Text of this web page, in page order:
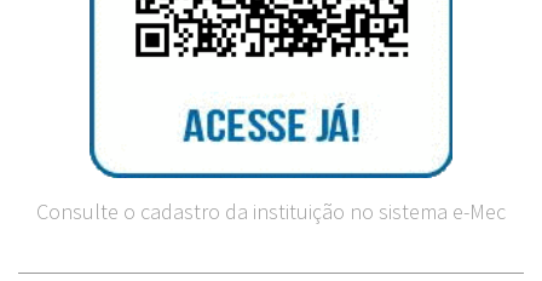
Consulte o cadastro da instituição no sistema e-Mec